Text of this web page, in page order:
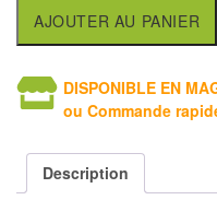
Livres
français
Accessoires
AJOUTER AU PANIER
DISPONIBLE EN
ou Commande
Description